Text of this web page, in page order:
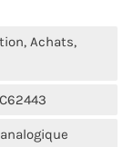
Achats,